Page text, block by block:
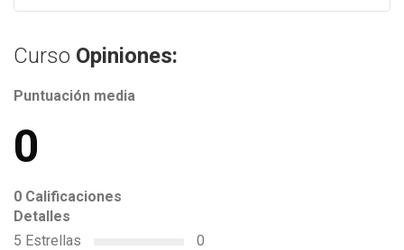
Curso Opiniones:
Puntuación media
0
0 Calificaciones
Detalles
5 Estrellas
0